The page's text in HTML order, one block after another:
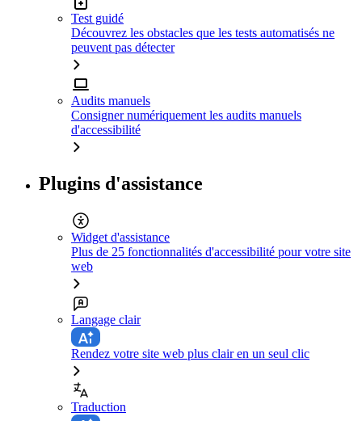
Test guidé
Découvrez les obstacles que les tests automatisés ne
peuvent pas détecter
Audits manuels
Consigner numériquement les audits manuels
d'accessibilité
Plugins d'assistance
Widget d'assistance
Plus de 25 fonctionnalités d'accessibilité pour votre site
web
Langage clair
Rendez votre site web plus clair en un seul clic
Traduction